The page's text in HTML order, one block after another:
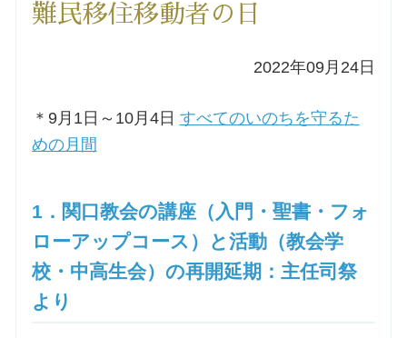
小池神父の講座
三田助祭の講座
オルガンメディテーション
難民移住移動者の日
2022年09月24日
＊9月1日～10月4日 すべてのいのちを守るた
めの月間
1．関口教会の講座（入門・聖書・フォ
ローアップコース）と活動（教会学
校・中高生会）の再開延期：主任司祭
より